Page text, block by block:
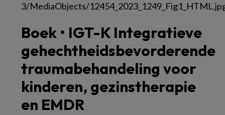
Boek • IGT-K Integratieve
gehechtheidsbevorderende
traumabehandeling voor
kinderen, gezinstherapie
en EMDR